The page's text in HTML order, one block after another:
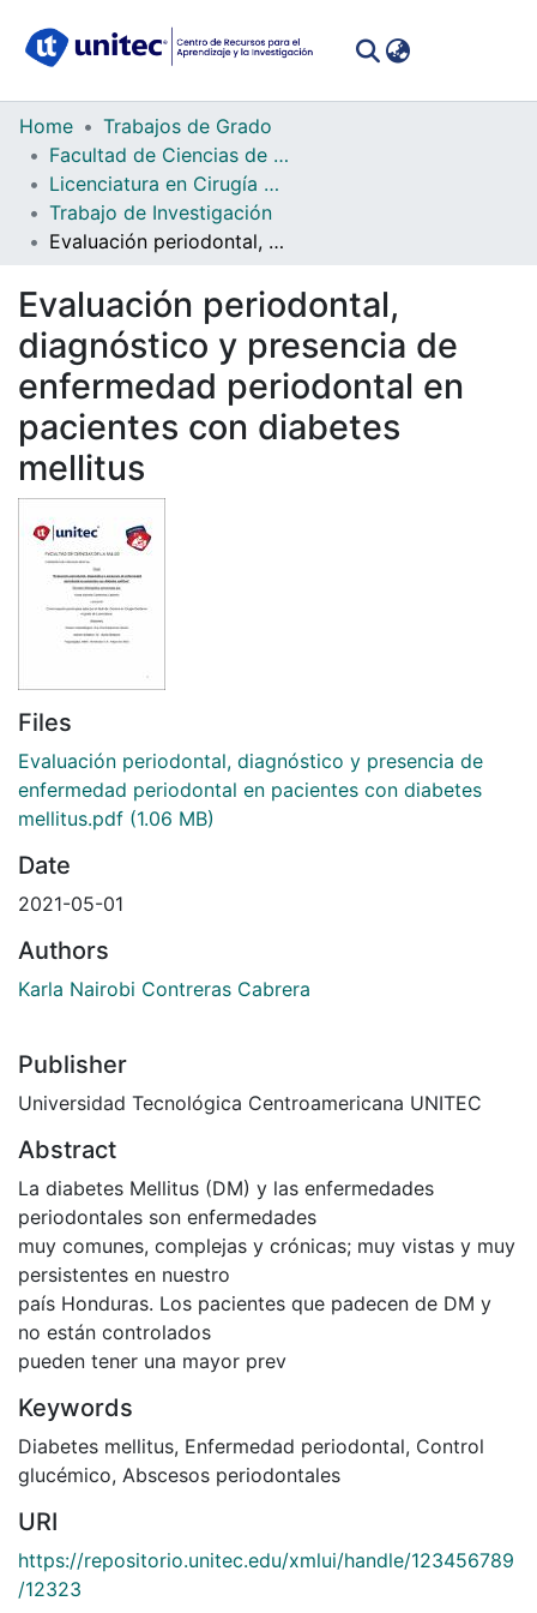
Communities
Collections
All of DSpace
Statistics
Home
Trabajos de Grado
Facultad de Ciencias de la Salud
Licenciatura en Cirugía Dental
Trabajo de Investigación
Evaluación periodontal, diagnóstico y presencia de enfermedad periodontal en pacientes con diabetes mellitus
Evaluación periodontal,
diagnóstico y presencia de
enfermedad periodontal en
pacientes con diabetes
mellitus
Files
Evaluación periodontal, diagnóstico y presencia de
enfermedad periodontal en pacientes con diabetes
mellitus.pdf (1.06 MB)
Date
2021-05-01
Authors
Karla Nairobi Contreras Cabrera
Publisher
Universidad Tecnológica Centroamericana UNITEC
Abstract
La diabetes Mellitus (DM) y las enfermedades
periodontales son enfermedades
muy comunes, complejas y crónicas; muy vistas y muy
persistentes en nuestro
país Honduras. Los pacientes que padecen de DM y
no están controlados
pueden tener una mayor prev
Keywords
Diabetes mellitus, Enfermedad periodontal, Control
glucémico, Abscesos periodontales
URI
https://repositorio.unitec.edu/xmlui/handle/123456789
/12323